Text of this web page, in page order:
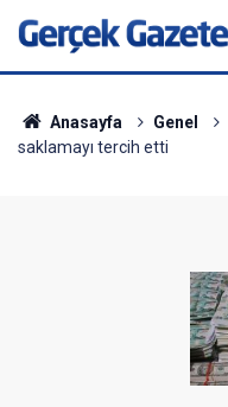
Anasayfa Genel
saklamayı tercih etti